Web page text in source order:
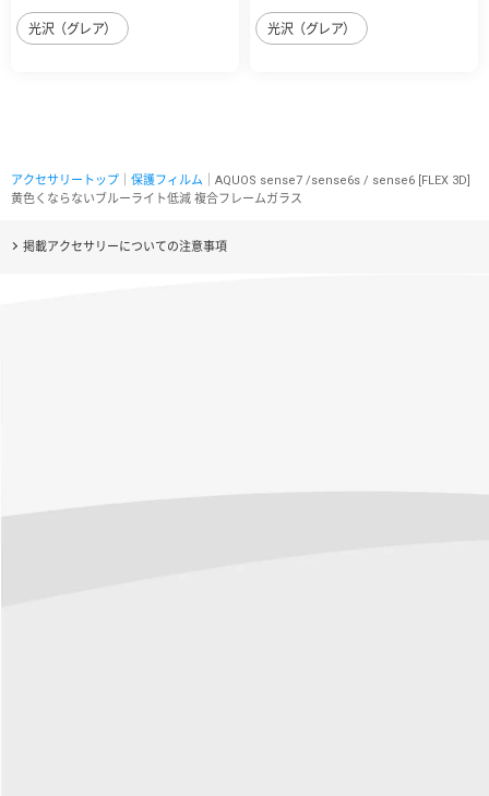
光沢（グレア） 光沢（グレア）
アクセサリートップ 保護フィルム ｜AQUOS sense7 /sense6s / sense6 [FLEX 3D]
黄色くならないブルーライト低減 複合フレームガラス
掲載アクセサリーについての注意事項